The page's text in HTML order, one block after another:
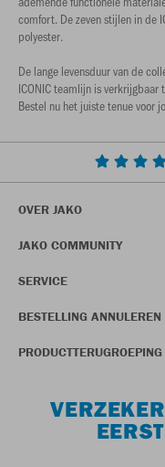
comfort. De zeven stijlen in de
polyester.
De lange levensduur van de
ICONIC teamlijn is
Bestel nu het juiste tenue voor
OVER JAKO
JAKO COMMUNITY
SERVICE
BESTELLING ANNULEREN